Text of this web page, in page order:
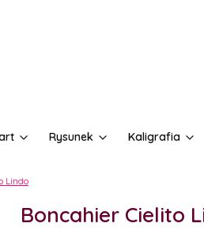
Rysunek Kaligrafia
Lindo
Boncahier Cielito